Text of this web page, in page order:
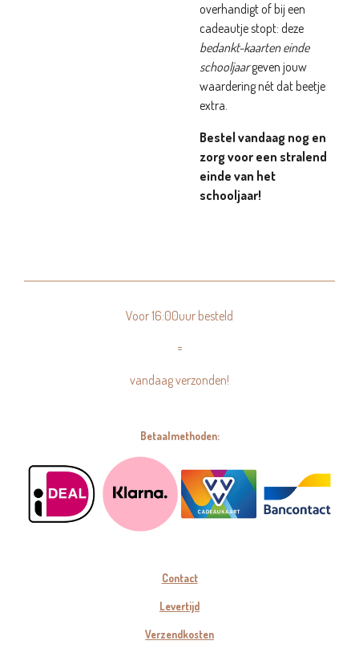
overhandigt of bij een
cadeautje stopt: deze
bedankt-kaarten einde
schooljaargeven jouw
waardering nét dat beetje
extra.
Bestel vandaag nog en
zorg voor een stralend
einde van het
schooljaar!
Voor 16:00uur besteld
=
vandaag verzonden!
Betaalmethoden:
Contact
Levertijd
Verzendkosten